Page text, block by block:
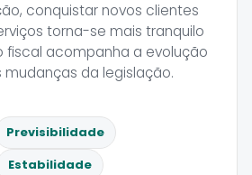
conquistar novos clientes
torna-se mais tranquilo
fiscal acompanha a evolução
da legislação.
Previsibilidade
Estabilidade